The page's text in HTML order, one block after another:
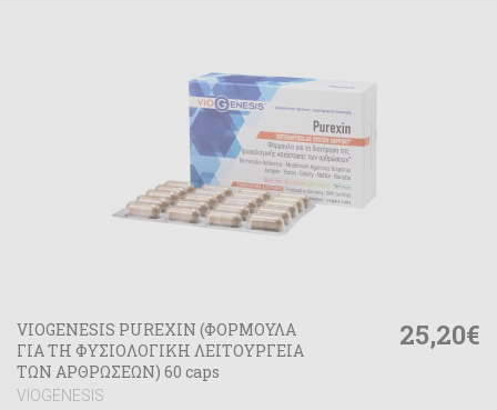
VIOGENESIS PUREXIN (ΦΟΡΜΟΥΛΑ
ΓΙΑ ΤΗ ΦΥΣΙΟΛΟΓΙΚΗ ΛΕΙΤΟΥΡΓΕΙΑ
ΤΩΝ ΑΡΘΡΩΣΕΩΝ) 60 caps
VIOGENESIS
25,20€